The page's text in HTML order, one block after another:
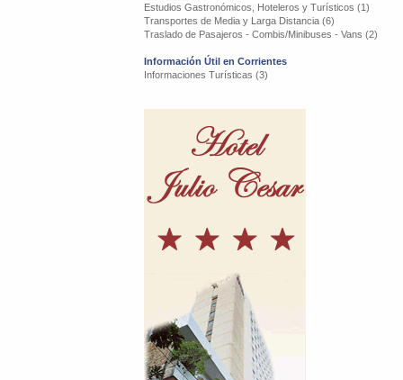
Estudios Gastronómicos, Hoteleros y Turísticos (1)
Transportes de Media y Larga Distancia (6)
Traslado de Pasajeros - Combis/Minibuses - Vans (2)
Información Útil en Corrientes
Informaciones Turísticas (3)